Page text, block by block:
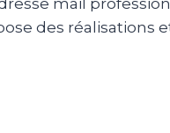
des réalisations